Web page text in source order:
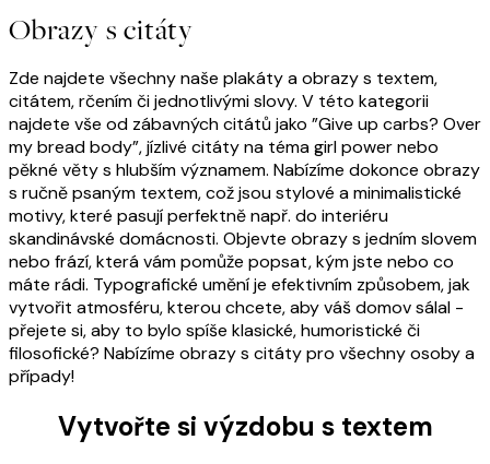
Obrazy s citáty
Zde najdete všechny naše plakáty a obrazy s textem,
citátem, rčením či jednotlivými slovy. V této kategorii
najdete vše od zábavných citátů jako ”Give up carbs? Over
my bread body”, jízlivé citáty na téma girl power nebo
pěkné věty s hlubším významem. Nabízíme dokonce obrazy
s ručně psaným textem, což jsou stylové a minimalistické
motivy, které pasují perfektně např. do interiéru
skandinávské domácnosti. Objevte obrazy s jedním slovem
nebo frází, která vám pomůže popsat, kým jste nebo co
máte rádi. Typografické umění je efektivním způsobem, jak
vytvořit atmosféru, kterou chcete, aby váš domov sálal -
přejete si, aby to bylo spíše klasické, humoristické či
filosofické? Nabízíme obrazy s citáty pro všechny osoby a
případy!
Vytvořte si výzdobu s textem